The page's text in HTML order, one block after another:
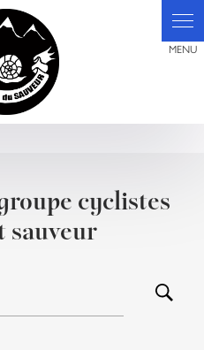
cyclistes
sauveur